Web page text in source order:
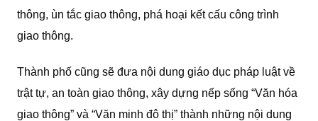
thông, ùn tắc giao thông, phá hoại kết cấu công trình
giao thông.
Thành phố cũng sẽ đưa nội dung giáo dục pháp luật về
trật tự, an toàn giao thông, xây dựng nếp sống “Văn hóa
giao thông” và “Văn minh đô thị” thành những nội dung